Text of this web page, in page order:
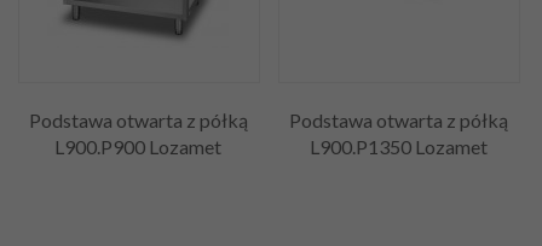
Podstawa otwarta z półką
L900.P900 Lozamet
Podstawa otwarta z półką
L900.P1350 Lozamet